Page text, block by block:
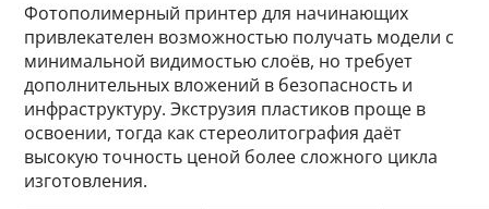
Фотополимерный принтер для начинающих
привлекателен возможностью получать модели с
минимальной видимостью слоёв, но требует
дополнительных вложений в безопасность и
инфраструктуру. Экструзия пластиков проще в
освоении, тогда как стереолитография даёт
высокую точность ценой более сложного цикла
изготовления.